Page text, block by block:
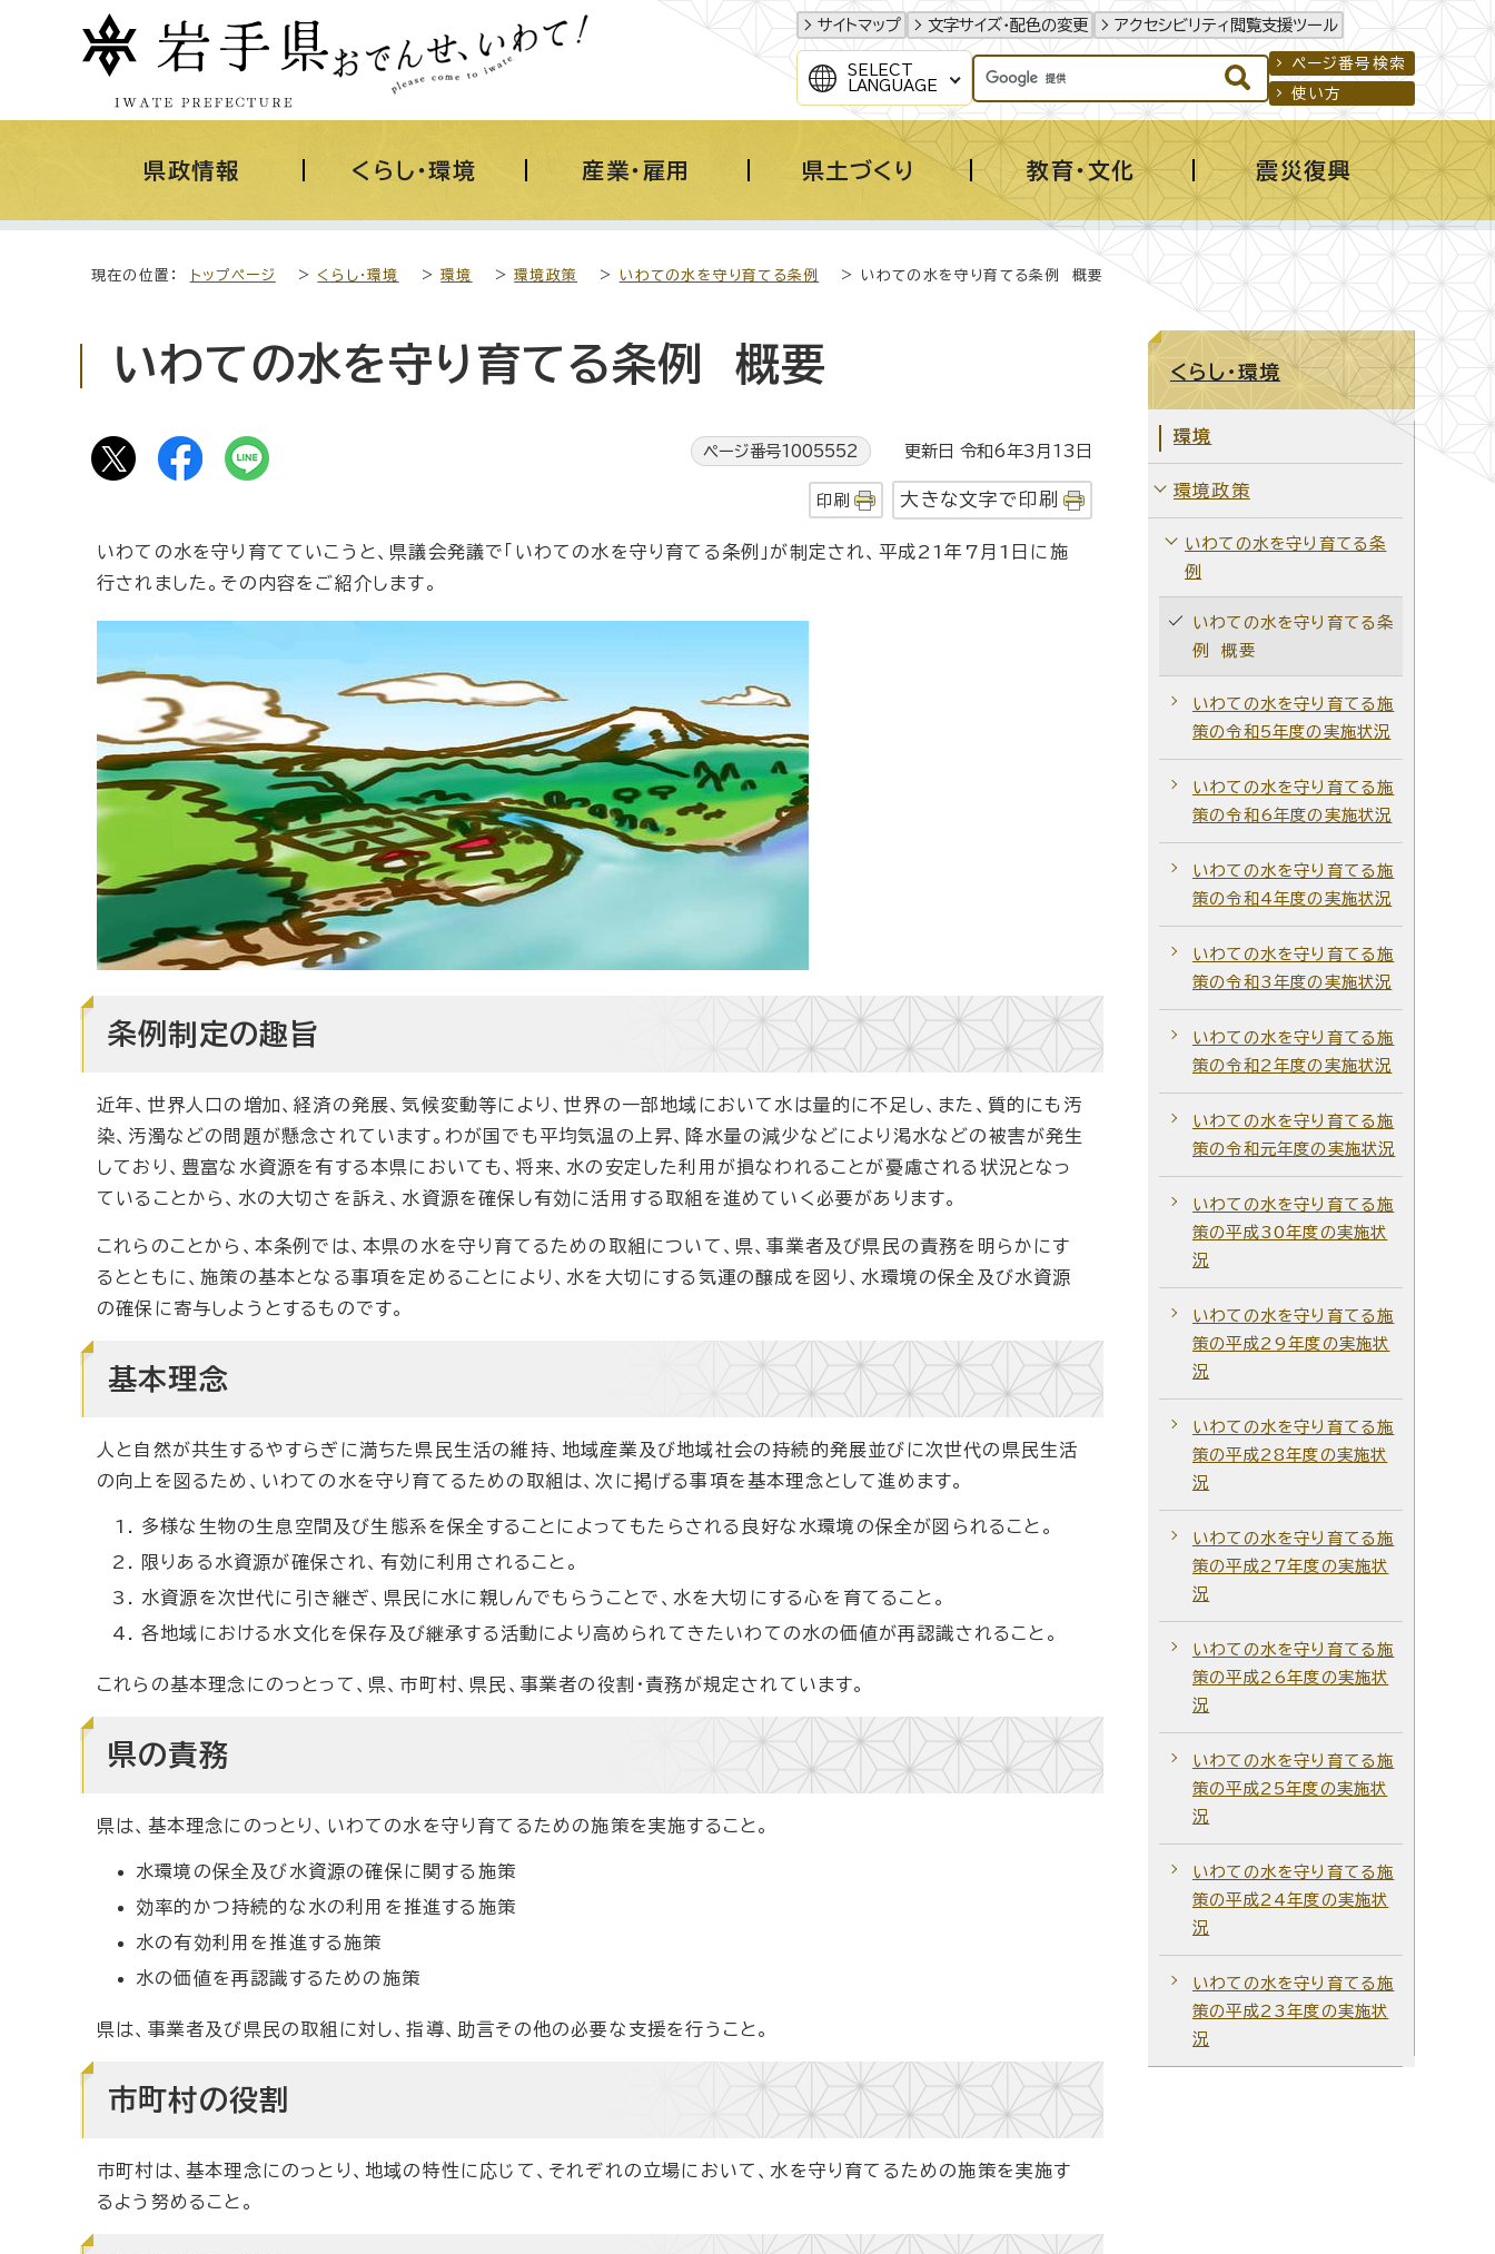
サイトマップ 文字サイズ・配色の変更 アクセシビリティ閲覧支援ツール
SELECT
LANGUAGE
ページ番号検索
使い方
県政情報 くらし・環境 産業・雇用 県土づくり 教育・文化 震災復興
現在の位置： トップページ > くらし・環境 >環境 >環境政策 > いわての水を守り育てる条例 > いわての水を守り育てる条例 概要
いわての水を守り育てる条例 概要
ページ番号1005552 更新日 令和6年3月13日
印刷 大きな文字で印刷
いわての水を守り育てていこうと、県議会発議で「いわての水を守り育てる条例」が制定され、平成21年7月1日に施
行されました。その内容をご紹介します。
条例制定の趣旨
近年、世界人口の増加、経済の発展、気候変動等により、世界の一部地域において水は量的に不足し、また、質的にも汚
染、汚濁などの問題が懸念されています。わが国でも平均気温の上昇、降水量の減少などにより渇水などの被害が発生
しており、豊富な水資源を有する本県においても、将来、水の安定した利用が損なわれることが憂慮される状況となっ
ていることから、水の大切さを訴え、水資源を確保し有効に活用する取組を進めていく必要があります。
これらのことから、本条例では、本県の水を守り育てるための取組について、県、事業者及び県民の責務を明らかにす
るとともに、施策の基本となる事項を定めることにより、水を大切にする気運の醸成を図り、水環境の保全及び水資源
の確保に寄与しようとするものです。
基本理念
人と自然が共生するやすらぎに満ちた県民生活の維持、地域産業及び地域社会の持続的発展並びに次世代の県民生活
の向上を図るため、いわての水を守り育てるための取組は、次に掲げる事項を基本理念として進めます。
多様な生物の生息空間及び生態系を保全することによってもたらされる良好な水環境の保全が図られること。
限りある水資源が確保され、有効に利用されること。
水資源を次世代に引き継ぎ、県民に水に親しんでもらうことで、水を大切にする心を育てること。
各地域における水文化を保存及び継承する活動により高められてきたいわての水の価値が再認識されること。
これらの基本理念にのっとって、県、市町村、県民、事業者の役割・責務が規定されています。
県の責務
県は、基本理念にのっとり、いわての水を守り育てるための施策を実施すること。
水環境の保全及び水資源の確保に関する施策
効率的かつ持続的な水の利用を推進する施策
水の有効利用を推進する施策
水の価値を再認識するための施策
県は、事業者及び県民の取組に対し、指導、助言その他の必要な支援を行うこと。
市町村の役割
市町村は、基本理念にのっとり、地域の特性に応じて、それぞれの立場において、水を守り育てるための施策を実施す
るよう努めること。
くらし・環境
環境
環境政策
いわての水を守り育てる条
例
いわての水を守り育てる条
例 概要
いわての水を守り育てる施
策の令和5年度の実施状況
いわての水を守り育てる施
策の令和6年度の実施状況
いわての水を守り育てる施
策の令和4年度の実施状況
いわての水を守り育てる施
策の令和3年度の実施状況
いわての水を守り育てる施
策の令和2年度の実施状況
いわての水を守り育てる施
策の令和元年度の実施状況
いわての水を守り育てる施
策の平成30年度の実施状
況
いわての水を守り育てる施
策の平成29年度の実施状
況
いわての水を守り育てる施
策の平成28年度の実施状
況
いわての水を守り育てる施
策の平成27年度の実施状
況
いわての水を守り育てる施
策の平成26年度の実施状
況
いわての水を守り育てる施
策の平成25年度の実施状
況
いわての水を守り育てる施
策の平成24年度の実施状
況
いわての水を守り育てる施
策の平成23年度の実施状
況